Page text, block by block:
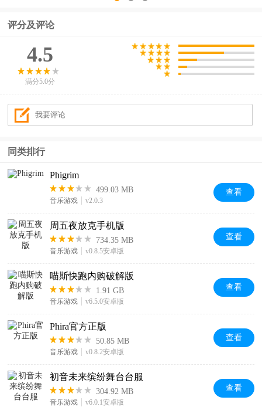
评分及评论
4.5
满分5.0分
同类排行
Phigrim
499.03 MB
音乐游戏 v2.0.3
查看
周五夜放克手机版
734.35 MB
音乐游戏 v0.8.5安卓版
查看
喵斯快跑内购破解版
1.91 GB
音乐游戏 v6.5.0安卓版
查看
Phira官方正版
50.85 MB
音乐游戏 v0.8.2安卓版
查看
初音未来缤纷舞台台服
304.92 MB
音乐游戏 v6.0.1安卓版
查看